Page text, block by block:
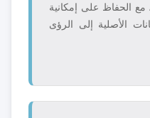
مع الحفاظ على إمكانية
الأصلية إلى الرؤى